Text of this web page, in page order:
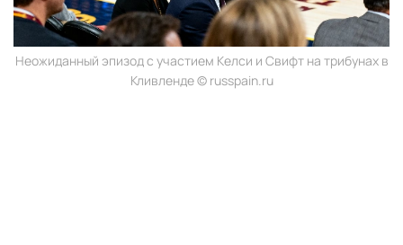
Неожиданный эпизод с участием Келси и Свифт на трибунах в
Кливленде © russpain.ru